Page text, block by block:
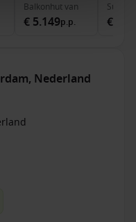
Balkonhutvan
€ 5.149p.p.
Suite
€
Nederland